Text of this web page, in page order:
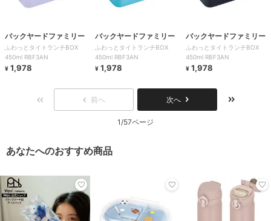
バックヤードファミリー
ふわっとタイトランチBOX
450ml RBF3AN
¥ 1,978
バックヤードファミリー
ふわっとタイトランチBOX
450ml RBF3AN
¥ 1,978
バックヤードファミリー
ふわっとタイトランチBOX
450ml RBF3AN
¥ 1,978
前へ 次へ
1/57ページ
あなたへのおすすめ商品